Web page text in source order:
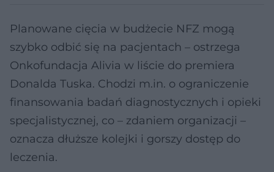
Planowane cięcia w budżecie NFZ mogą
szybko odbić się na pacjentach – ostrzega
Onkofundacja Alivia w liście do premiera
Donalda Tuska. Chodzi m.in. o ograniczenie
finansowania badań diagnostycznych i opieki
specjalistycznej, co – zdaniem organizacji –
oznacza dłuższe kolejki i gorszy dostęp do
leczenia.